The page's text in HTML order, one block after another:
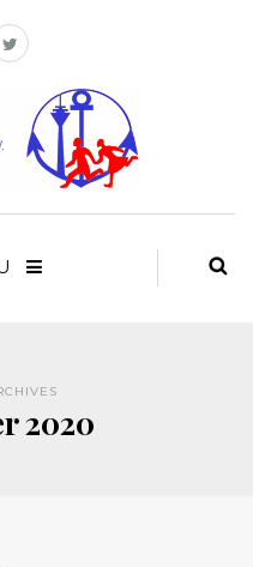
2020